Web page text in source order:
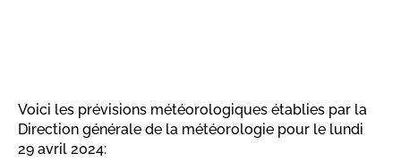
Voici les prévisions météorologiques établies par la
Direction générale de la météorologie pour le lundi
29 avril 2024: